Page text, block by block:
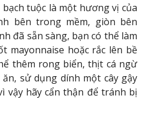
tuộc là một hương vị của
bên trong mềm, giòn bên
đã sẵn sàng, bạn có thể làm
mayonnaise hoặc rắc lên bề
thêm rong biển, thịt cá ngừ
sử dụng dính một cây gậy
vậy hãy cẩn thận để tránh bị